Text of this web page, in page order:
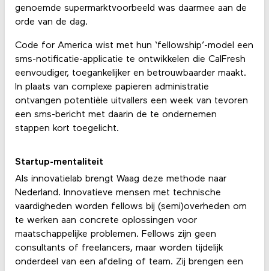
genoemde supermarktvoorbeeld was daarmee aan de
orde van de dag.
Code for America wist met hun ‘fellowship’-model een
sms-notificatie-applicatie te ontwikkelen die CalFresh
eenvoudiger, toegankelijker en betrouwbaarder maakt.
In plaats van complexe papieren administratie
ontvangen potentiële uitvallers een week van tevoren
een sms-bericht met daarin de te ondernemen
stappen kort toegelicht.
Startup-mentaliteit
Als innovatielab brengt Waag deze methode naar
Nederland. Innovatieve mensen met technische
vaardigheden worden fellows bij (semi)overheden om
te werken aan concrete oplossingen voor
maatschappelijke problemen. Fellows zijn geen
consultants of freelancers, maar worden tijdelijk
onderdeel van een afdeling of team. Zij brengen een